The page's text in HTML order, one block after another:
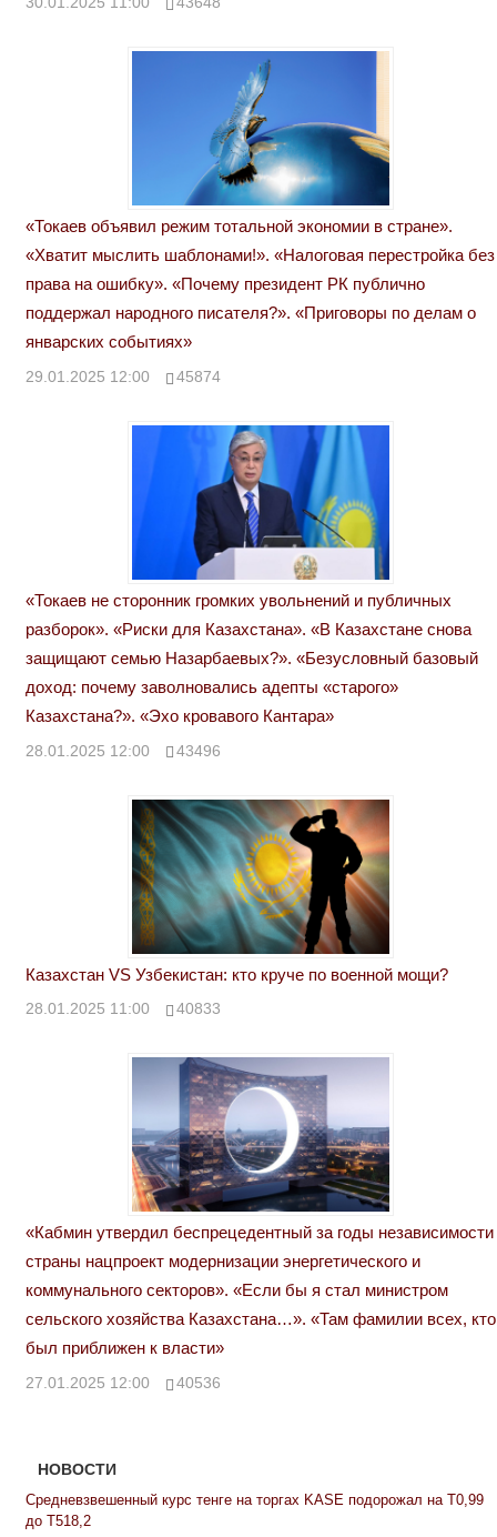
«Токаев объявил режим тотальной экономии в стране».
«Хватит мыслить шаблонами!». «Налоговая перестройка без
права на ошибку». «Почему президент РК публично
поддержал народного писателя?». «Приговоры по делам о
январских событиях»
29.01.2025 12:00 45874
«Токаев не сторонник громких увольнений и публичных
разборок». «Риски для Казахстана». «В Казахстане снова
защищают семью Назарбаевых?». «Безусловный базовый
доход: почему заволновались адепты «старого»
Казахстана?». «Эхо кровавого Кантара»
28.01.2025 12:00 43496
Казахстан VS Узбекистан: кто круче по военной мощи?
28.01.2025 11:00 40833
«Кабмин утвердил беспрецедентный за годы независимости
страны нацпроект модернизации энергетического и
коммунального секторов». «Если бы я стал министром
сельского хозяйства Казахстана…». «Там фамилии всех, кто
был приближен к власти»
27.01.2025 12:00 40536
НОВОСТИ
Средневзвешенный курс тенге на торгах KASE подорожал на Т0,99
до Т518,2